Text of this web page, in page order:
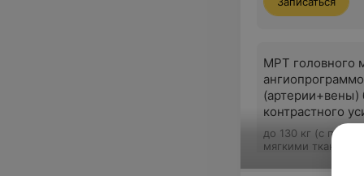
МРТ головного
(артерии+вены)
контрастного
до 130 кг (с
мягкими тканями
313,24 руб.